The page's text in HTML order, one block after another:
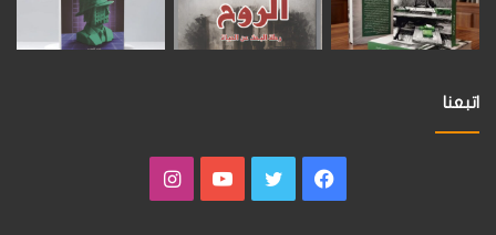
اتبعنا
فيسبوكتويتر يوتيوبانستقرام